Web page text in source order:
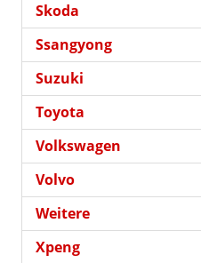
Skoda
Ssangyong
Suzuki
Toyota
Volkswagen
Volvo
Weitere
Xpeng